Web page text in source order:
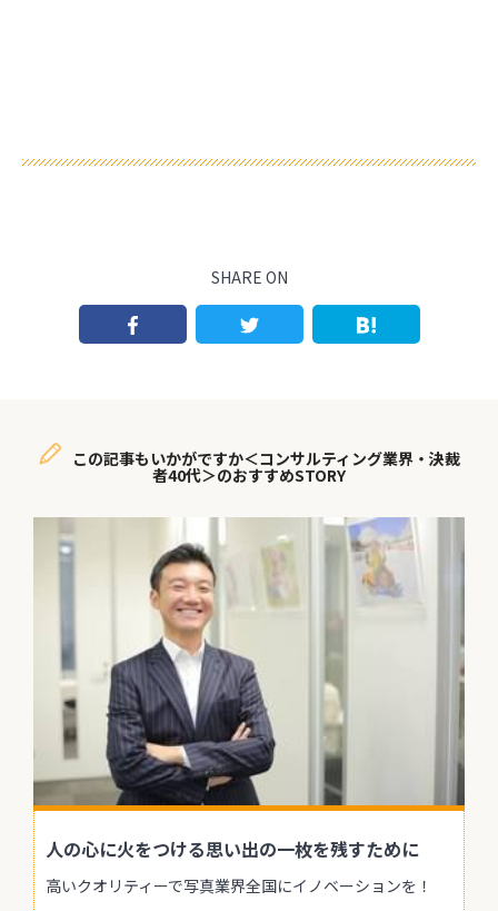
SHARE ON
この記事もいかがですか＜コンサルティング業界・決裁
者40代＞のおすすめSTORY
人の心に火をつける思い出の一枚を残すために
高いクオリティーで写真業界全国にイノベーションを！